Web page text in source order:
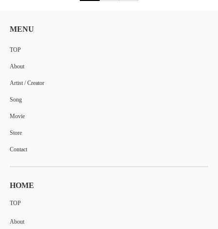
MENU
TOP
About
Artist / Creator
Song
Movie
Store
Contact
HOME
TOP
About